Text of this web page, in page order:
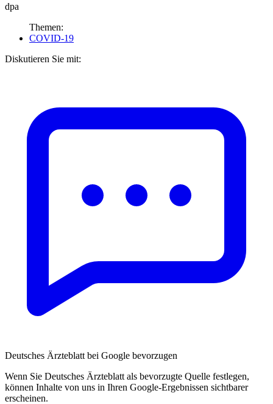
dpa
Themen:
COVID-19
Diskutieren Sie mit:
Deutsches Ärzteblatt bei Google bevorzugen
Wenn Sie Deutsches Ärzteblatt als bevorzugte Quelle festlegen,
können Inhalte von uns in Ihren Google-Ergebnissen sichtbarer
erscheinen.